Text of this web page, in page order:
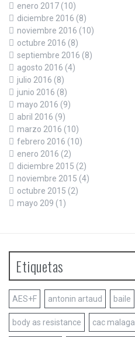
enero 2017 (10)
diciembre 2016 (8)
noviembre 2016 (10)
octubre 2016 (8)
septiembre 2016 (8)
agosto 2016 (4)
julio 2016 (8)
junio 2016 (8)
mayo 2016 (9)
abril 2016 (9)
marzo 2016 (10)
febrero 2016 (10)
enero 2016 (2)
diciembre 2015 (2)
noviembre 2015 (4)
octubre 2015 (2)
mayo 209 (1)
Etiquetas
AES+F antonin artaud baile
body as resistance cac malaga